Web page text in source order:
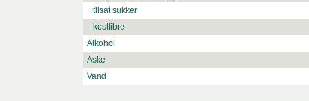
tilsat sukker
kostfibre
Alkohol
Aske
Vand